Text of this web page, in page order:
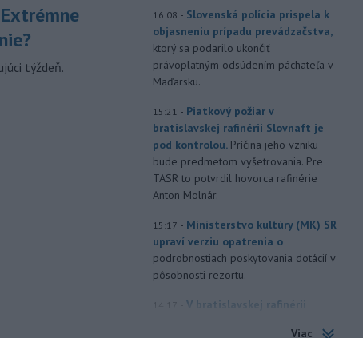
Extrémne
týždeň.
16:08 - Slovenská polícia prispela k
objasneniu prípadu prevádzačstva,
ktorý sa podarilo ukončiť
právoplatným odsúdením páchateľa v
Maďarsku.
15:21 - Piatkový požiar v
bratislavskej rafinérii Slovnaft je
pod kontrolou. Príčina jeho vzniku
bude predmetom vyšetrovania. Pre
TASR to potvrdil hovorca rafinérie
Anton Molnár.
15:17 - Ministerstvo kultúry (MK) SR
upraví verziu opatrenia o
podrobnostiach poskytovania dotácií v
pôsobnosti rezortu.
V bratislavskej rafinérii
Viac